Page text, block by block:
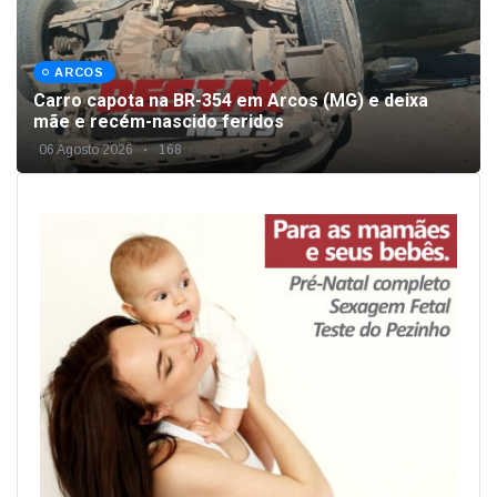
ARCOS
Carro capota na BR-354 em Arcos (MG) e deixa
mãe e recém-nascido feridos
06 Agosto 2026 168